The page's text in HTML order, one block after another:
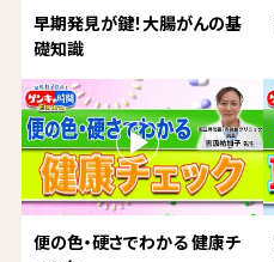
早期発見が鍵！大腸がんの基
礎知識
便の色・硬さでわかる 健康チ